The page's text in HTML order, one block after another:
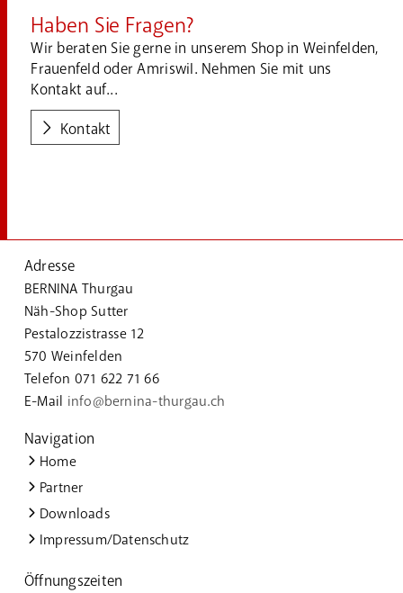
Haben Sie Fragen?
Wir beraten Sie gerne in unserem Shop in Weinfelden,
Frauenfeld oder Amriswil. Nehmen Sie mit uns
Kontakt auf...
Kontakt
Adresse
BERNINA Thurgau
Näh-Shop Sutter
Pestalozzistrasse 12
570 Weinfelden
Telefon 071 622 71 66
E-Mail info@bernina-thurgau.ch
Navigation
Home
Partner
Downloads
Impressum/Datenschutz
Öffnungszeiten